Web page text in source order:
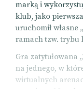
marką i
klub, jako
uruchomił
ramach tzw. trybu
Gra zatytułowana
na jednego, w
wirtualnych